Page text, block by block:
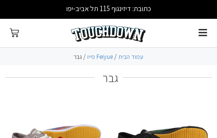
כתובת: דיזינגוף 115 תל אביב-יפו
עמוד הבית/ Feiyue פייו / גבר
גבר